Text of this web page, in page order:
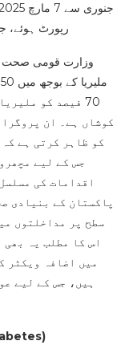
70 فیصد کو
کوشاں ہے۔ ان
کو ظاہر کرتی ہے
جس کے لیے
اقدامات کی
پاکستان کے بنیادی
سطح پر مداخلتوں
اس کا مطلب یہ
میں اضافہ ویکٹر
ہیں، جس کے لیے
)